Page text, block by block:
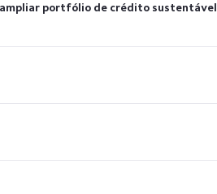
ampliar portfólio de crédito sustentável